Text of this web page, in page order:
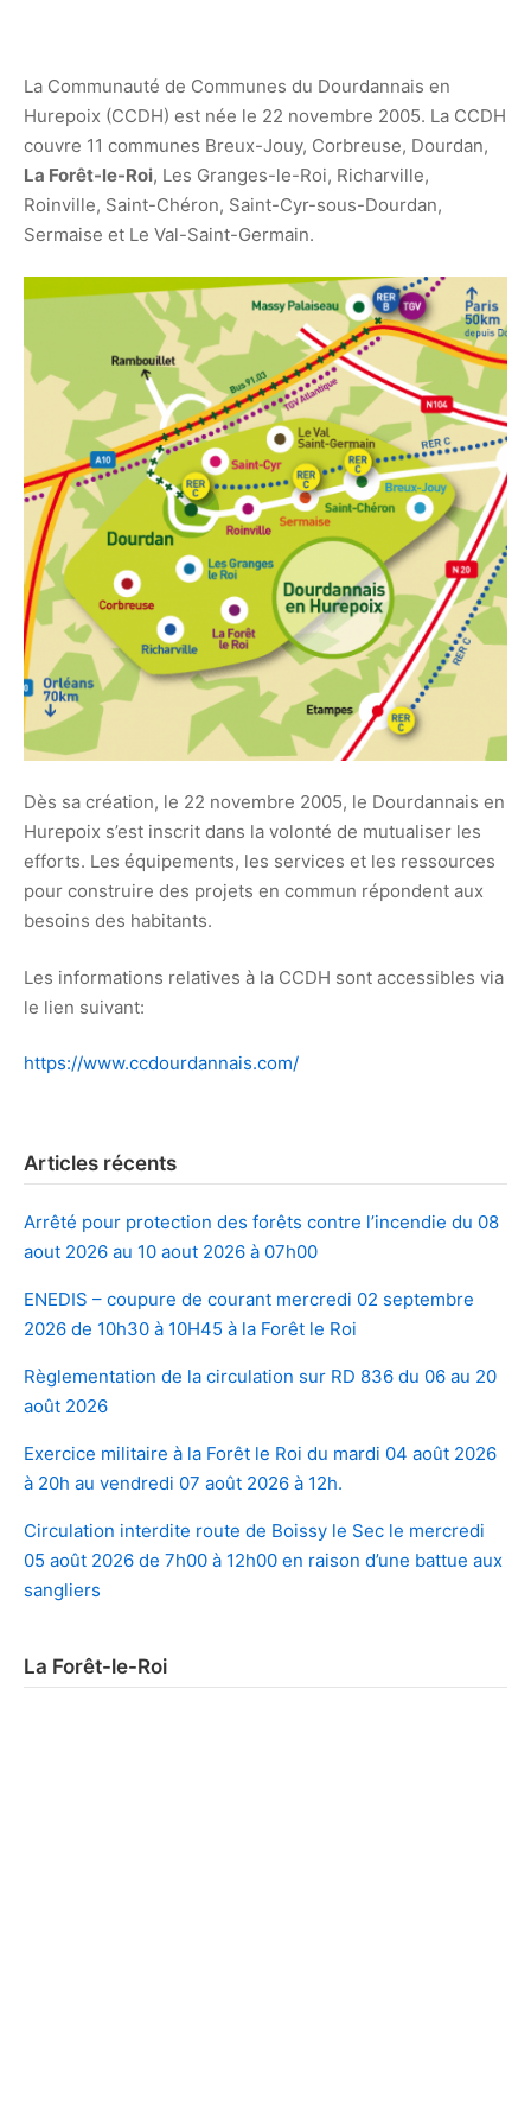
La Communauté de Communes du Dourdannais en
Hurepoix (CCDH) est née le 22 novembre 2005. La CCDH
couvre 11 communes Breux-Jouy, Corbreuse, Dourdan,
La Forêt-le-Roi, Les Granges-le-Roi, Richarville,
Roinville, Saint-Chéron, Saint-Cyr-sous-Dourdan,
Sermaise et Le Val-Saint-Germain.
Dès sa création, le 22 novembre 2005, le Dourdannais en
Hurepoix s’est inscrit dans la volonté de mutualiser les
efforts. Les équipements, les services et les ressources
pour construire des projets en commun répondent aux
besoins des habitants.
Les informations relatives à la CCDH sont accessibles via
le lien suivant:
https://www.ccdourdannais.com/
Articles récents
Arrêté pour protection des forêts contre l’incendie du 08
aout 2026 au 10 aout 2026 à 07h00
ENEDIS – coupure de courant mercredi 02 septembre
2026 de 10h30 à 10H45 à la Forêt le Roi
Règlementation de la circulation sur RD 836 du 06 au 20
août 2026
Exercice militaire à la Forêt le Roi du mardi 04 août 2026
à 20h au vendredi 07 août 2026 à 12h.
Circulation interdite route de Boissy le Sec le mercredi
05 août 2026 de 7h00 à 12h00 en raison d’une battue aux
sangliers
La Forêt-le-Roi